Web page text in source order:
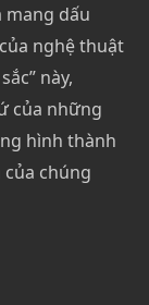
mang dấu
nghệ thuật
này,
của những
hình thành
chúng